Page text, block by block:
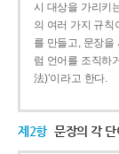
시 대상을 가리키
의 여러 가지 규칙
를 만들고, 문장을
럼 언어를 조직하
法)’이라고 한다.
제2항 문장의 각 단